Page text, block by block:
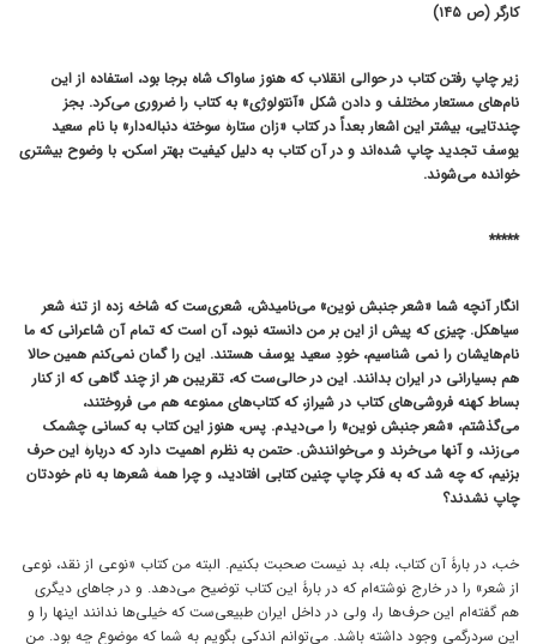
کارگر (ص ۱۴۵)
زیر چاپ رفتن کتاب در حوالی انقلاب که هنوز ساواک شاه برجا بود، استفاده از این
نام‌های مستعار مختلف و دادن شکل «آنتولوژی» به کتاب را ضروری می‌کرد. بجز
چندتایی، بیشتر این اشعار بعداً در کتاب «زان ستارۀ سوختۀ دنباله‌دار» با نام سعید
یوسف تجدید چاپ شده‌اند و در آن کتاب به دلیل کیفیت بهتر اسکن، با وضوح بیشتری
خوانده می‌شوند.
*****
انگار آنچه شما «شعر جنبش نوین» می‌نامیدش، شعری‌ست که شاخه زده از تنۀ شعر
سیاهکل. چیزی که پیش از این بر من دانسته نبود، آن است که تمام آن شاعرانی که ما
نام‌هایشان را نمی شناسیم، خودِ سعید یوسف هستند. این را گمان نمی‌کنم همین حالا
هم بسیارانی در ایران بدانند. این در حالی‌ست که، تقریبن هر از چند گاهی که از کنار
بساط کهنه فروشی‌های کتاب در شیراز، که کتاب‌های ممنوعه هم می فروختند،
می‌گذشتم، «شعر جنبش نوین» را می‌دیدم. پس، هنوز این کتاب به کسانی چشمک
می‌زند، و آنها می‌خرند و می‌خوانندش. حتمن به نظرم اهمیت دارد که دربارۀ این حرف
بزنیم، که چه شد که به فکر چاپ چنین کتابی افتادید، و چرا همۀ شعرها به نام خودتان
چاپ نشدند؟
خب، در بارۀ آن کتاب، بله، بد نیست صحبت بکنیم. البته من کتاب «نوعی از نقد، نوعی
از شعر» را در خارج نوشته‌ام که در بارۀ این کتاب توضیح می‌دهد. و در جاهای دیگری
هم گفته‌ام این حرف‌ها را، ولی در داخل ایران طبیعی‌ست که خیلی‌ها ندانند اینها را و
این سردرگمی وجود داشته باشد. می‌توانم اندکی بگویم به شما که موضوع چه بود. من